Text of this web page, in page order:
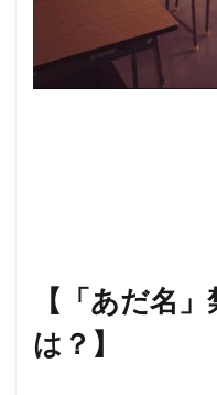
【「あだ名
は？】